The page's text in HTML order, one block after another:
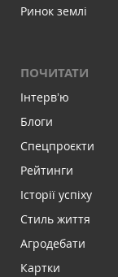
Ринок землі
ПОЧИТАТИ
Інтервʼю
Блоги
Спецпроєкти
Рейтинги
Історії успіху
Стиль життя
Агродебати
Картки